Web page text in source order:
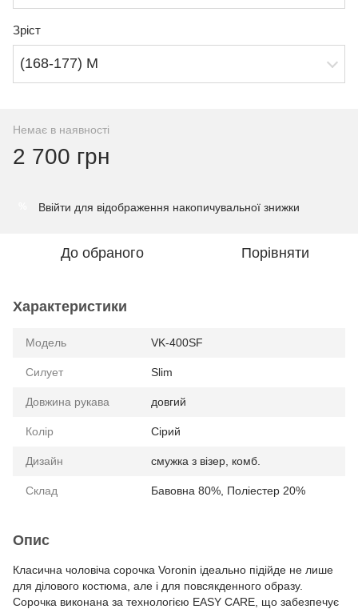
Зріст
(168-177) M
Немає в наявності
2 700 грн
Ввійти для відображення накопичувальної знижки
До обраного Порівняти
Характеристики
Модель VK-400SF
Силует Slim
Довжина рукава довгий
Колір Сірий
Дизайн смужка з візер, комб.
Склад Бавовна 80%, Поліестер 20%
Опис
Класична чоловіча сорочка Voronin ідеально підійде не лише
для ділового костюма, але і для повсякденного образу.
Сорочка виконана за технологією EASY CARE, що забезпечує